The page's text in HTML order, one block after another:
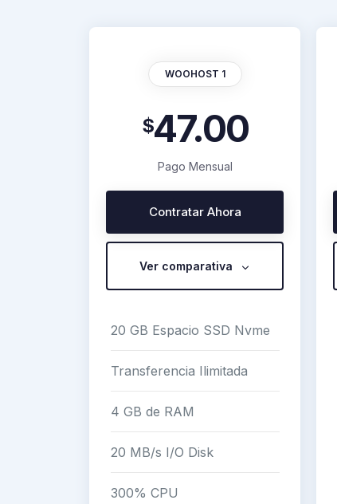
WOOHOST 1
$47.00
Pago Mensual
Contratar Ahora
Ver comparativa
20 GB Espacio SSD Nvme
Transferencia Ilimitada
4 GB de RAM
20 MB/s I/O Disk
300% CPU